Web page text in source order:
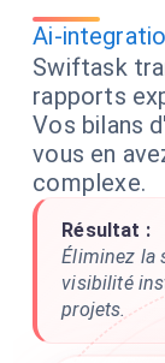
Ai-
Swiftask
rapports
Vos bilans
vous en
complexe.
Résultat :
Éliminez la
visibilité
projets.